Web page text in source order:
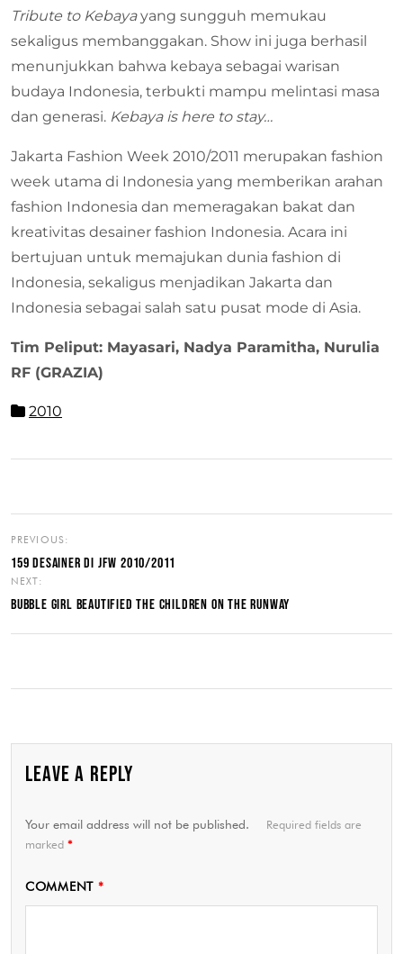
Tribute to Kebayayang sungguh memukau
sekaligus membanggakan. Show ini juga berhasil
menunjukkan bahwa kebaya sebagai warisan
budaya Indonesia, terbukti mampu melintasi masa
dan generasi. Kebaya is here to stay…
Jakarta Fashion Week 2010/2011 merupakan fashion
week utama di Indonesia yang memberikan arahan
fashion Indonesia dan memeragakan bakat dan
kreativitas desainer fashion Indonesia. Acara ini
bertujuan untuk memajukan dunia fashion di
Indonesia, sekaligus menjadikan Jakarta dan
Indonesia sebagai salah satu pusat mode di Asia.
Tim Peliput: Mayasari, Nadya Paramitha, Nurulia
RF (GRAZIA)
2010
PREVIOUS:
159 DESAINER DI JFW 2010/2011
NEXT:
BUBBLE GIRL BEAUTIFIED THE CHILDREN ON THE RUNWAY
LEAVE A REPLY
Your email address will not be published.
Required fields are
marked *
COMMENT *